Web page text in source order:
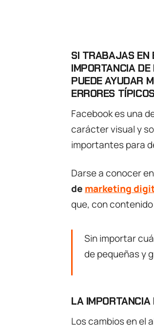
SI TRABAJAS EN
IMPORTANCIA
PUEDE AYUDAR
ERRORES
Facebook es una
carácter visual y
importantes para
Darse a conocer
de marketing
que, con
Sin importar
de pequeñas y
LA IMPORTANCIA
Los cambios en el